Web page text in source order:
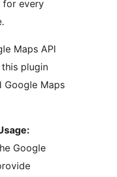
for every
Maps API
plugin
Google Maps
Google